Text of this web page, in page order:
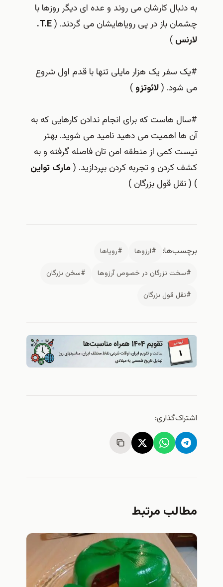
به دنبال کارشان می روند و عده ای دیگر روزها با
چشمان باز در پی رویاهایشان می گردند. (
T.E.
لارنس )
#یک سفر یک هزار مایلی تنها با قدم اول شروع
می شود. (لائوتزو )
#سال هاست که برای انجام ندادن کارهایی که به
آن ها اهمیت می دهید نامید می شوید. بهتر
نیست کمی از منطقه امن تان فاصله گرفته و به
کشف کردن و تجربه کردن بپردازید. (مارک تواین
) ( نقل قول بزرگان )
برچسب‌ها: #ارزوها
#رویاها
#سخت نزرگان در خصوص آرزوها
#سخن بزرگان
#نقل قول بزرگان
اشتراک‌گذاری:
مطالب مرتبط